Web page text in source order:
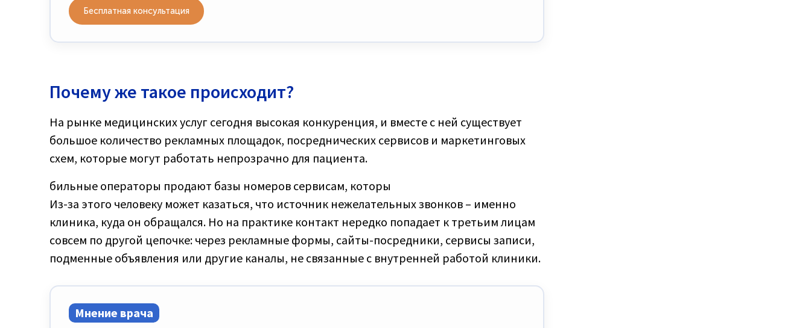
Бесплатная консультация
Почему же такое происходит?
На рынке медицинских услуг сегодня высокая конкуренция, и вместе с ней существует
большое количество рекламных площадок, посреднических сервисов и маркетинговых
схем, которые могут работать непрозрачно для пациента.
бильные операторы продают базы номеров сервисам, которы
Из-за этого человеку может казаться, что источник нежелательных звонков – именно
клиника, куда он обращался. Но на практике контакт нередко попадает к третьим лицам
совсем по другой цепочке: через рекламные формы, сайты-посредники, сервисы записи,
подменные объявления или другие каналы, не связанные с внутренней работой клиники.
Мнение врача